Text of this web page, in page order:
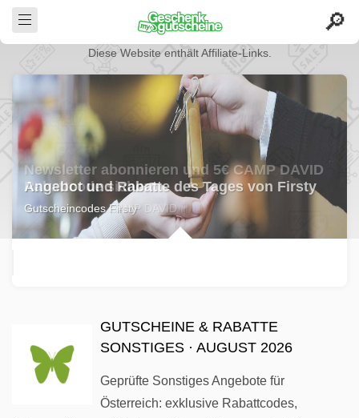
Diese Website enthält Affiliate-Links.
Angebot und Rabatte des Tages von Firsty
Gutscheincodes Firsty
GUTSCHEINE & RABATTE
SONSTIGES · AUGUST 2026
Geprüfte Sonstiges Angebote für
Österreich: exklusive Rabattcodes,